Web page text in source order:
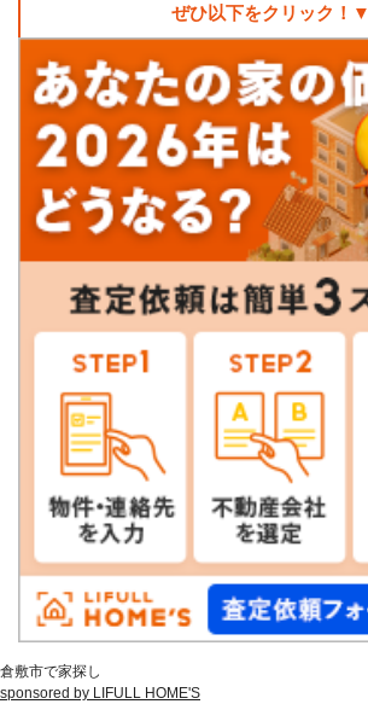
ぜひ以下をクリック！▼
倉敷市で家探し
sponsored by LIFULL HOME'S